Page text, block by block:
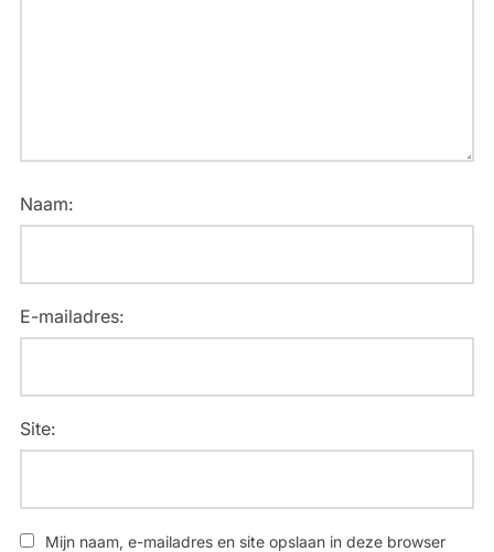
Naam:
E-mailadres:
Site:
Mijn naam, e-mailadres en site opslaan in deze browser